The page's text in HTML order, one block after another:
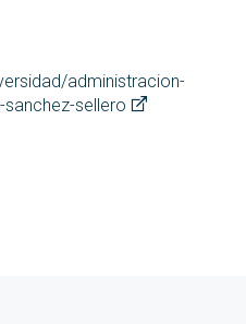
administracion-
sellero